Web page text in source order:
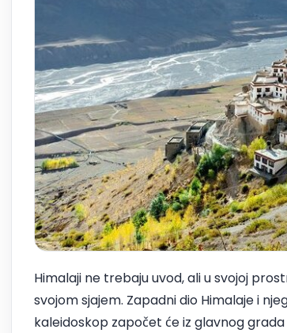
Himalaji ne trebaju uvod, ali u svojoj
svojom sjajem. Zapadni dio Himalaje i
kaleidoskop započet će iz glavnog